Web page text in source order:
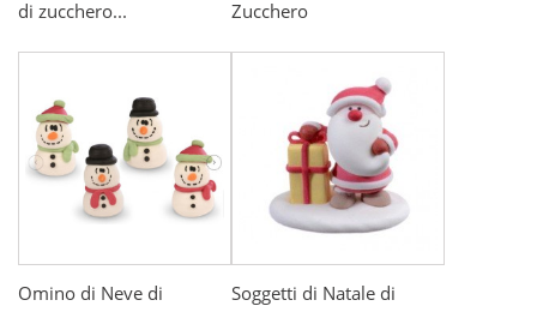
di zucchero...
Zucchero
Omino di Neve di
Soggetti di Natale di